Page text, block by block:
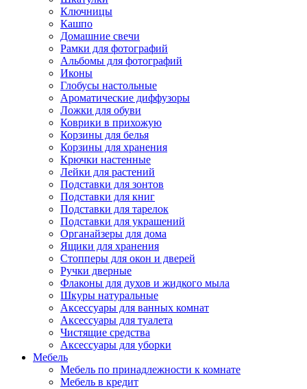
Ключницы
Кашпо
Домашние свечи
Рамки для фотографий
Альбомы для фотографий
Иконы
Глобусы настольные
Ароматические диффузоры
Ложки для обуви
Коврики в прихожую
Корзины для белья
Корзины для хранения
Крючки настенные
Лейки для растений
Подставки для зонтов
Подставки для книг
Подставки для тарелок
Подставки для украшений
Органайзеры для дома
Ящики для хранения
Стопперы для окон и дверей
Ручки дверные
Флаконы для духов и жидкого мыла
Шкуры натуральные
Аксессуары для ванных комнат
Аксессуары для туалета
Чистящие средства
Аксессуары для уборки
Мебель
Мебель по принадлежности к комнате
Мебель в кредит